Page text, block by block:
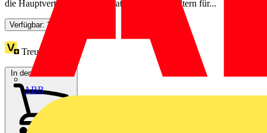
ABB
die Hauptverteilung mit separaten FI-/LS-Schaltern für...
Verfügbar: 2 Händler
Treuepunkte:
In den Warenkorb